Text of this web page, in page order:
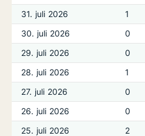
31. juli 2026
1
30. juli 2026
0
29. juli 2026
0
28. juli 2026
1
27. juli 2026
0
26. juli 2026
0
25. juli 2026
2